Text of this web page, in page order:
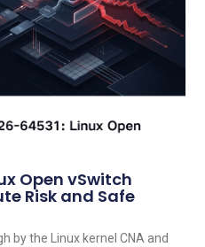
Open vSwitch
Risk and Safe
by the Linux kernel CNA and